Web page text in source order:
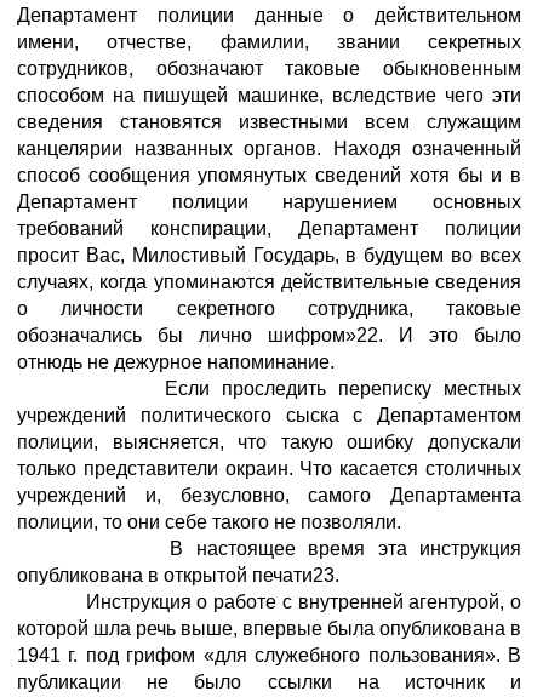
Департамент полиции данные о действительном
имени, отчестве, фамилии, звании секретных
сотрудников, обозначают таковые обыкновенным
способом на пишущей машинке, вследствие чего эти
сведения становятся известными всем служащим
канцелярии названных органов. Находя означенный
способ сообщения упомянутых сведений хотя бы и в
Департамент полиции нарушением основных
требований конспирации, Департамент полиции
просит Вас, Милостивый Государь, в будущем во всех
случаях, когда упоминаются действительные сведения
о личности секретного сотрудника, таковые
обозначались бы лично шифром»22. И это было
отнюдь не дежурное напоминание.
Если проследить переписку местных
учреждений политического сыска с Департаментом
полиции, выясняется, что такую ошибку допускали
только представители окраин. Что касается столичных
учреждений и, безусловно, самого Департамента
полиции, то они себе такого не позволяли.
В настоящее время эта инструкция
опубликована в открытой печати23.
Инструкция о работе с внутренней агентурой, о
которой шла речь выше, впервые была опубликована в
1941 г. под грифом «для служебного пользования». В
публикации не было ссылки на источник и